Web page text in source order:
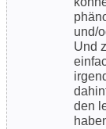
und/
Und
den